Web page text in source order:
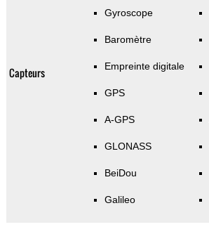
Capteurs
Gyroscope
Baromètre
Empreinte digitale
GPS
A-GPS
GLONASS
BeiDou
Galileo